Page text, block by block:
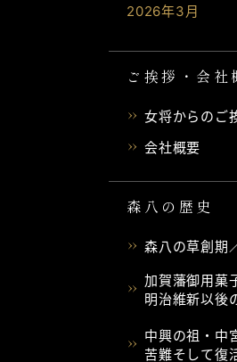
2026年3月
ご挨拶・会社
女将からのご
会社概要
森八の歴史
森八の草創期
加賀藩御用菓
明治維新以後
中興の祖・中
苦難そして復